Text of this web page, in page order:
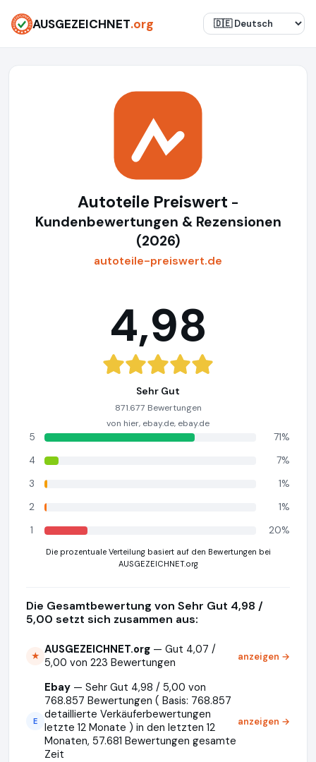
AUSGEZEICHNET.org
Autoteile Preiswert -
Kundenbewertungen & Rezensionen
(2026)
autoteile-preiswert.de
4,98
Sehr Gut
871.677 Bewertungen
von hier, ebay.de, ebay.de
5
71%
4
7%
3
1%
2
1%
1
20%
Die prozentuale Verteilung basiert auf den Bewertungen bei
AUSGEZEICHNET.org
Die Gesamtbewertung von Sehr Gut 4,98 /
5,00 setzt sich zusammen aus:
★ AUSGEZEICHNET.org — Gut 4,07 /
5,00 von 223 Bewertungen
anzeigen →
E
Ebay — Sehr Gut 4,98 / 5,00 von
768.857 Bewertungen ( Basis: 768.857
detaillierte Verkäuferbewertungen
letzte 12 Monate ) in den letzten 12
Monaten, 57.681 Bewertungen gesamte
Zeit
anzeigen →